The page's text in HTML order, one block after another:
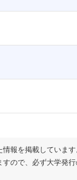
報を掲載していま
ので、必ず大学発